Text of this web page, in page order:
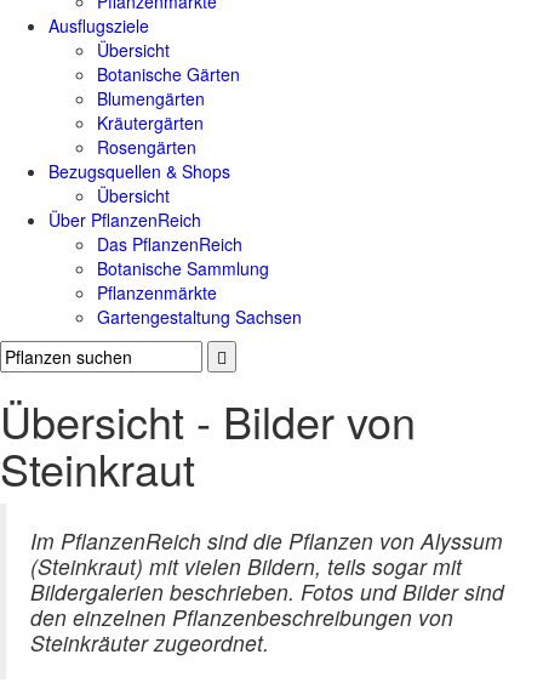
Ausflugsziele
Übersicht
Botanische Gärten
Blumengärten
Kräutergärten
Rosengärten
Bezugsquellen & Shops
Übersicht
Über PflanzenReich
Das PflanzenReich
Botanische Sammlung
Pflanzenmärkte
Gartengestaltung Sachsen
Übersicht - Bilder von
Steinkraut
Im PflanzenReich sind die Pflanzen von Alyssum
(Steinkraut) mit vielen Bildern, teils sogar mit
Bildergalerien beschrieben. Fotos und Bilder sind
den einzelnen Pflanzenbeschreibungen von
Steinkräuter zugeordnet.